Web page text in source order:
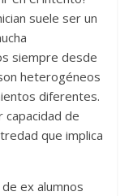
suele ser un
siempre desde
heterogéneos
diferentes.
de
que implica
ex alumnos